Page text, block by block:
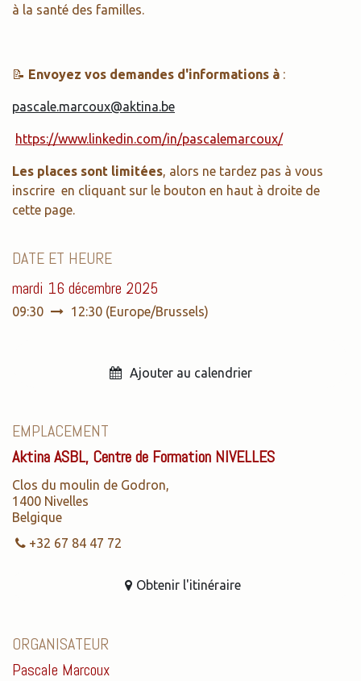
à la santé des familles.
📝 Envoyez vos demandes d'informations à :
pascale.marcoux@aktina.be
https://www.linkedin.com/in/pascalemarcoux/
Les places sont limitées, alors ne tardez pas à vous
inscrire en cliquant sur le bouton en haut à droite de
cette page.
DATE ET HEURE
mardi 16 décembre 2025
09:30 12:30 (Europe/Brussels)
Ajouter au calendrier
EMPLACEMENT
Aktina ASBL, Centre de Formation NIVELLES
Clos du moulin de Godron,
1400 Nivelles
Belgique
+32 67 84 47 72
Obtenir l'itinéraire
ORGANISATEUR
Pascale Marcoux